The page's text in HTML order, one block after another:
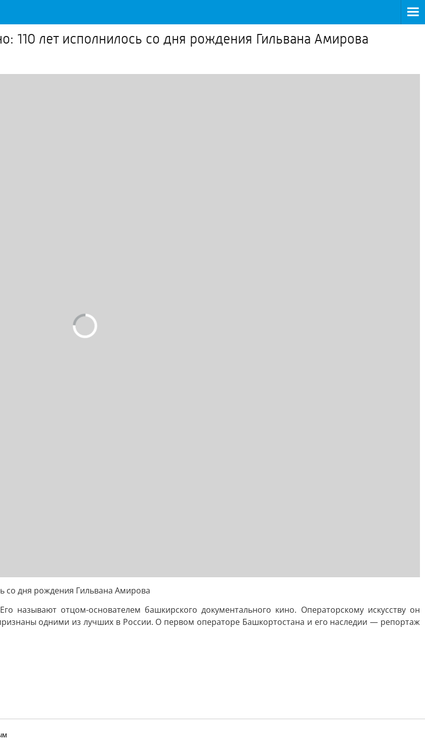
110 лет исполнилось со дня рождения Гильвана Амирова
со дня рождения Гильвана Амирова
называют отцом-основателем башкирского документального кино. Операторскому искусству он
одними из лучших в России. О первом операторе Башкортостана и его наследии — репортаж